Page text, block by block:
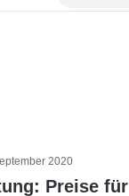
2020
Preise für